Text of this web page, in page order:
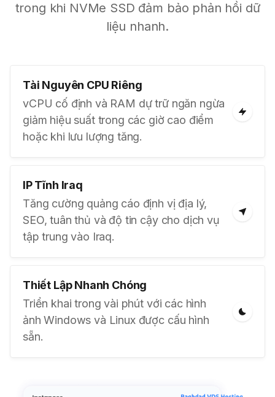
trong khi NVMe SSD đảm bảo phản hồi dữ
liệu nhanh.
Tài Nguyên CPU Riêng
vCPU cố định và RAM dự trữ ngăn ngừa
giảm hiệu suất trong các giờ cao điểm
hoặc khi lưu lượng tăng.
IP Tĩnh Iraq
Tăng cường quảng cáo định vị địa lý,
SEO, tuân thủ và độ tin cậy cho dịch vụ
tập trung vào Iraq.
Thiết Lập Nhanh Chóng
Triển khai trong vài phút với các hình
ảnh Windows và Linux được cấu hình
sẵn.